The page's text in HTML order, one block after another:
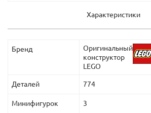
Характеристики
Бренд
Оригинальный
конструктор
LEGO
Деталей 774
Минифигурок 3